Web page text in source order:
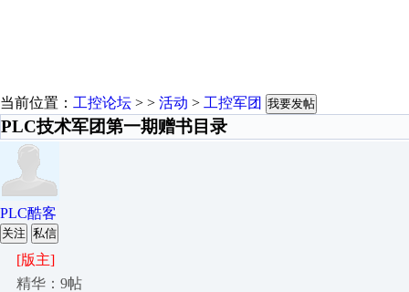
当前位置： 工控论坛 > > 活动 > 工控军团 我要发帖
PLC技术军团第一期赠书目录
PLC酷客
关注 私信
[版主]
精华：9帖